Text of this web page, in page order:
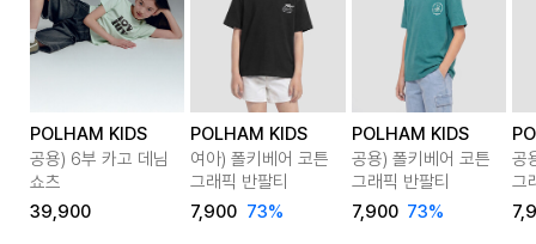
POLHAM KIDS
공용) 6부 카고 데님
쇼츠
39,900
POLHAM KIDS
여아) 폴키베어 코튼
그래픽 반팔티
7,900 73%
POLHAM KIDS
공용) 폴키베어 코튼
그래픽 반팔티
7,900 73%
공
그